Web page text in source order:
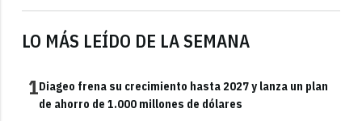
LO MÁS LEÍDO DE LA SEMANA
1Diageo frena su crecimiento hasta 2027 y lanza un plan
de ahorro de 1.000 millones de dólares